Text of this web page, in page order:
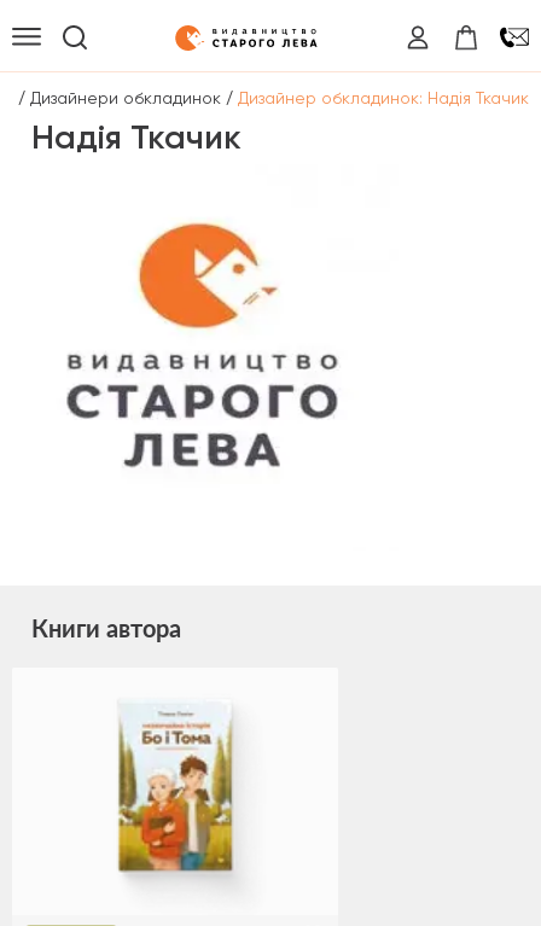
/ Дизайнери обкладинок / Дизайнер обкладинок: Надія Ткачик
Надія Ткачик
Книги автора